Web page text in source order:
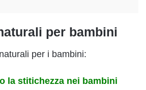
per bambini
per i bambini:
la stitichezza nei bambini